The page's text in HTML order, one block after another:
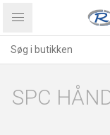
SPC